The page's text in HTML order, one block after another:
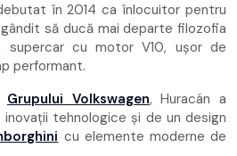
în 2014 ca înlocuitor pentru
să ducă mai departe filozofia
supercar cu motor V10, ușor de
performant.
Grupului Volkswagen, Huracán a
tehnologice și de un design
cu elemente moderne de